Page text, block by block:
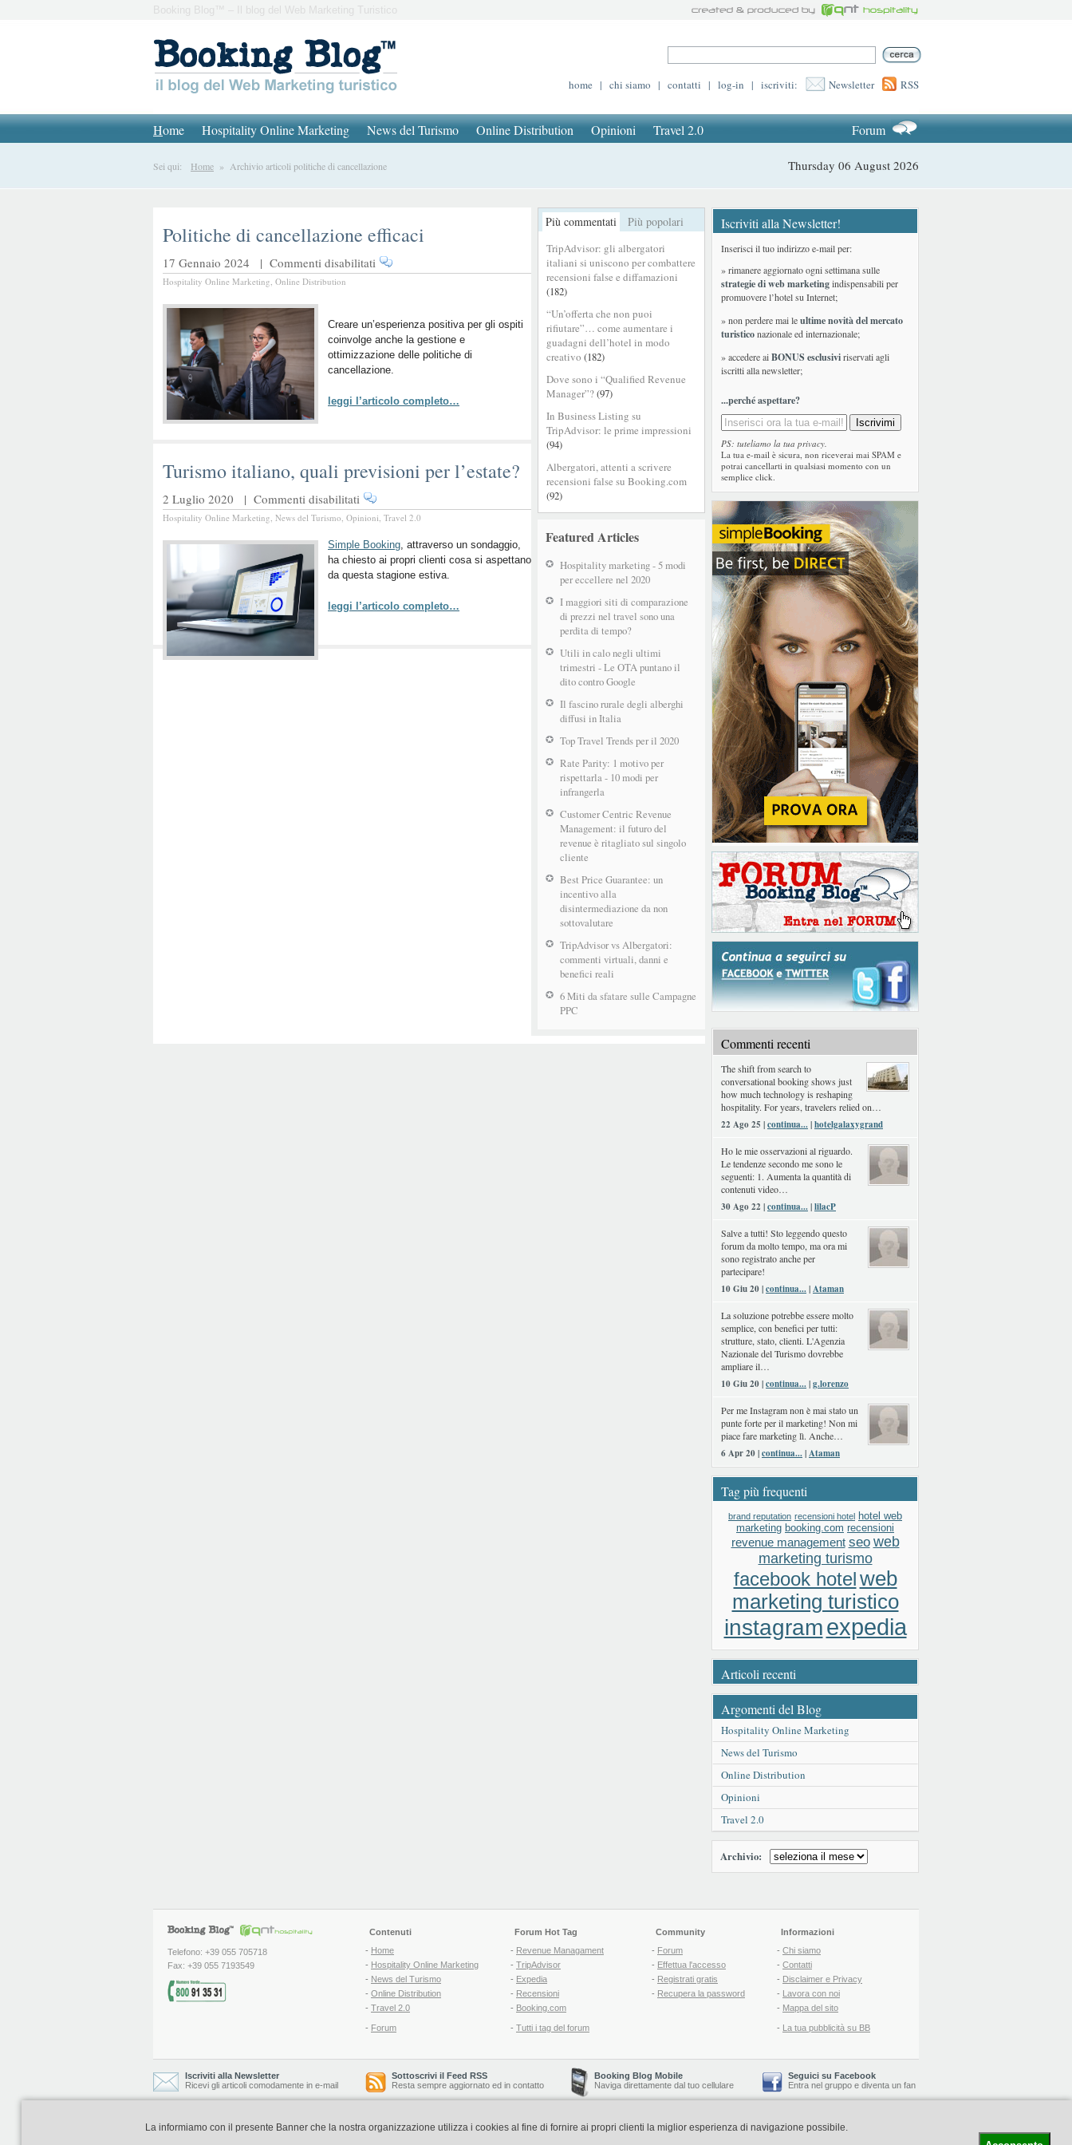
Booking Blog™ – Il blog del Web Marketing Turistico
home | chi siamo | contatti | log-in | iscriviti: Newsletter RSS
Home Hospitality Online Marketing News del Turismo Online Distribution Opinioni Travel 2.0 Forum
Sei qui: Home » Archivio articoli politiche di cancellazione Thursday 06 August 2026
Più commentati Più popolari
TripAdvisor: gli albergatori
italiani si uniscono per combattere
recensioni false e diffamazioni
(182)
“Un’offerta che non puoi
rifiutare”… come aumentare i
guadagni dell’hotel in modo
creativo (182)
Dove sono i “Qualified Revenue
Manager”?(97)
In Business Listing su
TripAdvisor: le prime impressioni
(94)
Albergatori, attenti a scrivere
recensioni false su Booking.com
(92)
Featured Articles
Hospitality marketing - 5 modi
per eccellere nel 2020
I maggiori siti di comparazione
di prezzi nel travel sono una
perdita di tempo?
Utili in calo negli ultimi
trimestri - Le OTA puntano il
dito contro Google
Il fascino rurale degli alberghi
diffusi in Italia
Top Travel Trends per il 2020
Rate Parity: 1 motivo per
rispettarla - 10 modi per
infrangerla
Customer Centric Revenue
Management: il futuro del
revenue è ritagliato sul singolo
cliente
Best Price Guarantee: un
incentivo alla
disintermediazione da non
sottovalutare
TripAdvisor vs Albergatori:
commenti virtuali, danni e
benefici reali
6 Miti da sfatare sulle Campagne
PPC
Politiche di cancellazione efficaci
17 Gennaio 2024 | Commenti disabilitati su
Politiche
efficaci
Hospitality Online Marketing, Online Distribution
Creare un’esperienza positiva per gli ospiti
coinvolge anche la gestione e
ottimizzazione delle politiche di
cancellazione.
leggi l’articolo completo…
Turismo italiano, quali previsioni per l’estate?
2 Luglio 2020 | Commenti disabilitati su
Turismo
quali
previsioni
per
Hospitality Online Marketing, News del Turismo, Opinioni, Travel 2.0
Simple Booking, attraverso un sondaggio,
ha chiesto ai propri clienti cosa si aspettano
da questa stagione estiva.
leggi l’articolo completo…
Iscriviti alla Newsletter!
Inserisci il tuo indirizzo e-mail per:
» rimanere aggiornato ogni settimana sulle
strategie di web marketingindispensabili per
promuovere l’hotel su Internet;
» non perdere mai leultime novità del mercato
turisticonazionale ed internazionale;
» accedere aiBONUS esclusiviriservati agli
iscritti alla newsletter;
...perché aspettare?
PS: tuteliamo la tua privacy.
La tua e-mail è sicura, non riceverai mai SPAM e
potrai cancellarti in qualsiasi momento con un
semplice click.
Commenti recenti
The shift from search to
conversational booking shows just
how much technology is reshaping
hospitality. For years, travelers relied on…
22 Ago 25 |continua...|hotelgalaxygrand
Ho le mie osservazioni al riguardo.
Le tendenze secondo me sono le
seguenti: 1. Aumenta la quantità di
contenuti video…
30 Ago 22 |continua...|lilacP
Salve a tutti! Sto leggendo questo
forum da molto tempo, ma ora mi
sono registrato anche per
partecipare!
10 Giu 20 |continua...|Ataman
La soluzione potrebbe essere molto
semplice, con benefici per tutti:
strutture, stato, clienti. L'Agenzia
Nazionale del Turismo dovrebbe
ampliare il…
10 Giu 20 |continua...|g.lorenzo
Per me Instagram non è mai stato un
punte forte per il marketing! Non mi
piace fare marketing lì. Anche…
6 Apr 20 |continua...|Ataman
Tag più frequenti
brand reputation recensioni hotel hotel web
marketing booking.com recensioni
revenue management seo web
marketing turismo
facebook hotelweb
marketing turistico
instagramexpedia
Articoli recenti
Argomenti del Blog
Hospitality Online Marketing
News del Turismo
Online Distribution
Opinioni
Travel 2.0
Archivio:
Telefono: +39 055 705718
Fax: +39 055 7193549
Contenuti
- Home
- Hospitality Online Marketing
- News del Turismo
- Online Distribution
- Travel 2.0
- Forum
Forum Hot Tag
- Revenue Managament
- TripAdvisor
- Expedia
- Recensioni
- Booking.com
- Tutti i tag del forum
Community
- Forum
- Effettua l'accesso
- Registrati gratis
- Recupera la password
Informazioni
- Chi siamo
- Contatti
- Disclaimer e Privacy
- Lavora con noi
- Mappa del sito
- La tua pubblicità su BB
Iscriviti alla Newsletter
Ricevi gli articoli comodamente in e-mail
Sottoscrivi il Feed RSS
Resta sempre aggiornato ed in contatto
Booking Blog Mobile
Naviga direttamente dal tuo cellulare
Seguici su Facebook
Entra nel gruppo e diventa un fan
Booking Blog è realizzato e curato da Copyright © 2006-2026 QNT S.r.l. Socio Unico -www.qnt.it-Booking Blog™ -Il blog del Web Marketing Turistico
La informiamo con il presente Banner che la nostra organizzazione utilizza i cookies al fine di fornire ai propri clienti la miglior esperienza di navigazione possibile.